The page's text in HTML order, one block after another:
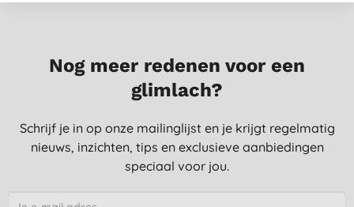
Nog meer redenen voor een
glimlach?
Schrijf je in op onze mailinglijst en je krijgt regelmatig
nieuws, inzichten, tips en exclusieve aanbiedingen
speciaal voor jou.